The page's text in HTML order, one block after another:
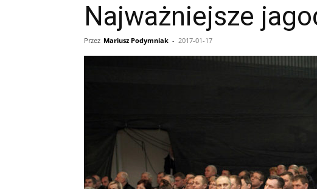
Najważniejsze
Przez Mariusz Podymniak - 2017-01-17